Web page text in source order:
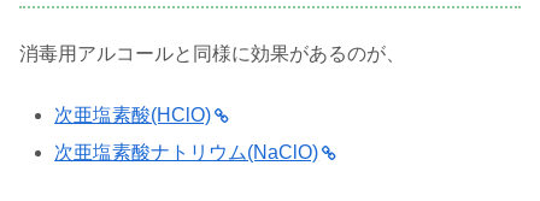
消毒用アルコールと同様に効果があるのが、
次亜塩素酸(HClO)
次亜塩素酸ナトリウム(NaClO)